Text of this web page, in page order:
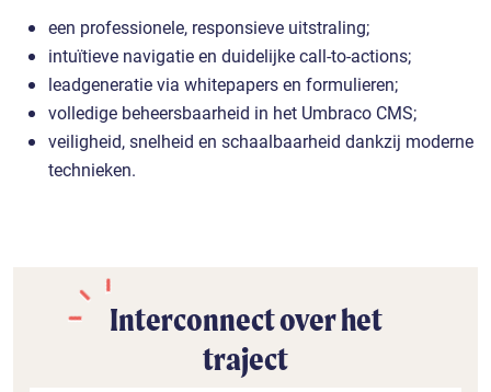
een professionele, responsieve uitstraling;
intuïtieve navigatie en duidelijke call-to-actions;
leadgeneratie via whitepapers en formulieren;
volledige beheersbaarheid in het Umbraco CMS;
veiligheid, snelheid en schaalbaarheid dankzij moderne
technieken.
Interconnect over het
traject